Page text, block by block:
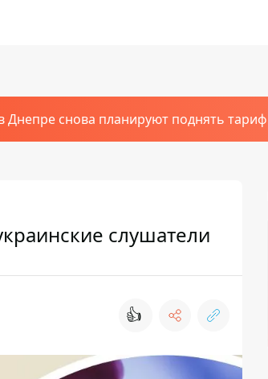
Днепре снова планируют поднять тариф
слушатели
👍